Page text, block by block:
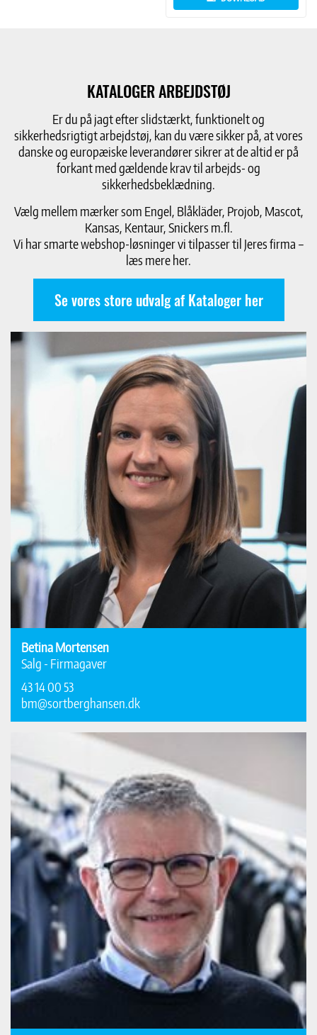
KATALOGER ARBEJDSTØJ
Er du på jagt efter slidstærkt, funktionelt og
sikkerhedsrigtigt arbejdstøj, kan du være sikker på, at vores
danske og europæiske leverandører sikrer at de altid er på
forkant med gældende krav til arbejds- og
sikkerhedsbeklædning.
Vælg mellem mærker som Engel, Blåkläder, Projob, Mascot,
Kansas, Kentaur, Snickers m.fl.
Vi har smarte webshop-løsninger vi tilpasser til Jeres firma –
læs mere her.
Se vores store udvalg af Kataloger her
Betina Mortensen
Salg - Firmagaver
43 14 00 53
bm@sortberghansen.dk